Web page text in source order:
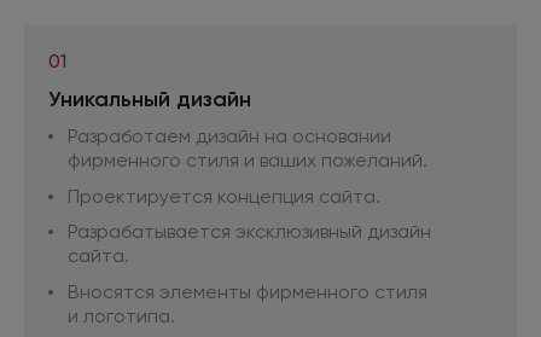
01
Уникальный дизайн
Разработаем дизайн на основании
фирменного стиля и ваших пожеланий.
Проектируется концепция сайта.
Разрабатывается эксклюзивный дизайн
сайта.
Вносятся элементы фирменного стиля
и логотипа.